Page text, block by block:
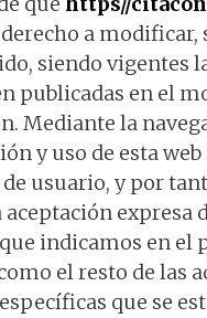
a modificar,
siendo vigentes
publicadas en el
Mediante la
y uso de esta
usuario, y por
expresa
indicamos en el
el resto de las
que se